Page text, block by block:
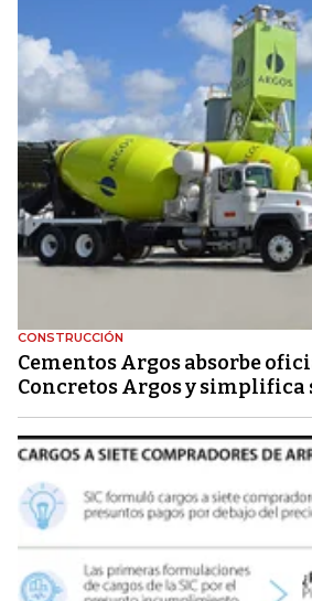
CONSTRUCCIÓN
Cementos Argos absorbe
Concretos Argos y simplifica